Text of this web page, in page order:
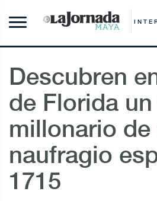
Descubren
de Florida
millonario de
naufragio
1715